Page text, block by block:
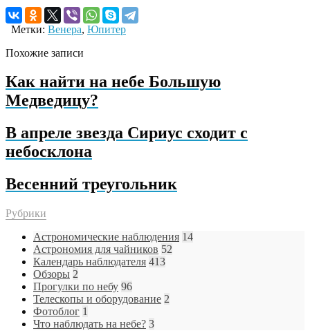
Метки: Венера, Юпитер
Похожие записи
Как найти на небе Большую
Медведицу?
В апреле звезда Сириус сходит с
небосклона
Весенний треугольник
Рубрики
Астрономические наблюдения 14
Астрономия для чайников 52
Календарь наблюдателя 413
Обзоры 2
Прогулки по небу 96
Телескопы и оборудование 2
Фотоблог 1
Что наблюдать на небе? 3